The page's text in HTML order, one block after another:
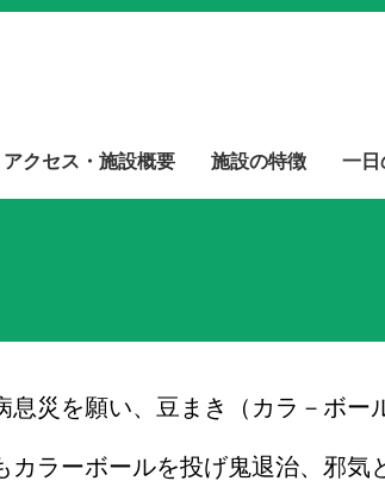
アクセス・施設概要 施設の特徴 一日
息災を願い、豆まき（カラ－ボー
カラーボールを投げ鬼退治、邪気